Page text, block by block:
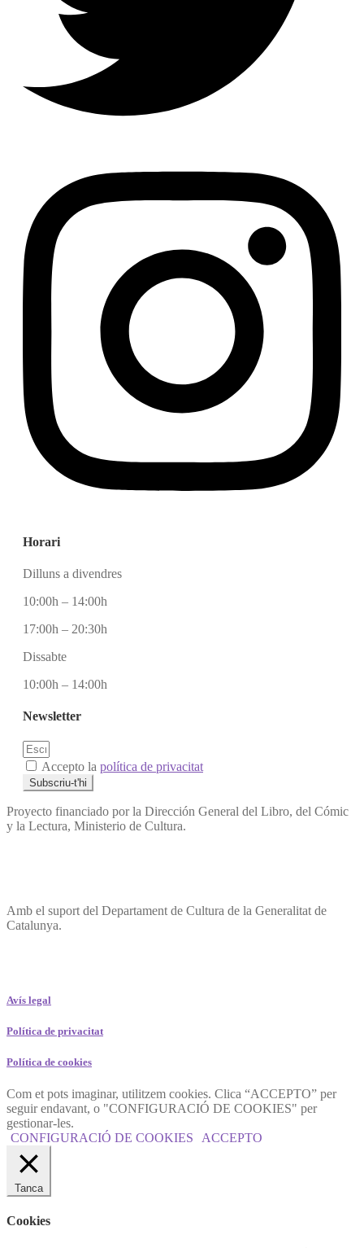
Horari
Dilluns a divendres
10:00h – 14:00h
17:00h – 20:30h
Dissabte
10:00h – 14:00h
Newsletter
Accepto la política de privacitat
Subscriu-t'hi
Proyecto financiado por la Dirección General del Libro, del Cómic
y la Lectura, Ministerio de Cultura.
Amb el suport del Departament de Cultura de la Generalitat de
Catalunya.
Avís legal
Política de privacitat
Política de cookies
Com et pots imaginar, utilitzem cookies. Clica “ACCEPTO” per
seguir endavant, o "CONFIGURACIÓ DE COOKIES" per
gestionar-les.
CONFIGURACIÓ DE COOKIES
ACCEPTO
Tanca
Cookies